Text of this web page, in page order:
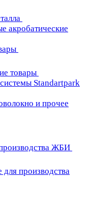
акробатические
товары
Standartpark
и прочее
ЖБИ
производства